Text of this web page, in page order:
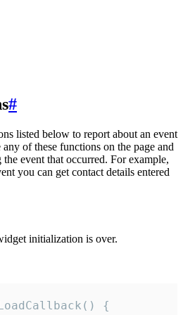
#
listed below to report about an event
of these functions on the page and
event that occurred. For example,
you can get contact details entered
initialization is over.
{